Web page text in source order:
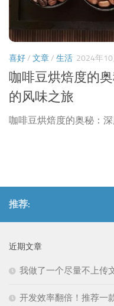
喜好/ 文章/ 生活 2024年10
咖啡豆烘焙度的
的风味之旅
咖啡豆烘焙度的奥秘：
推荐:
近期文章
我做了一个尽量不上传
开发效率翻倍！推荐一